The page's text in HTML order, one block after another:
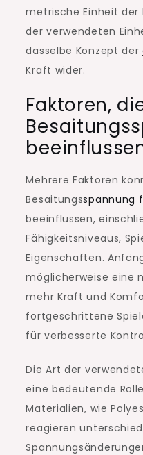
metrische Einheit der
der verwendeten
dasselbe Konzept der
Kraft wider.
Faktoren,
Mehrere Faktoren
Besaitungsspannung
beeinflussen,
Fähigkeitsniveaus,
Eigenschaften.
möglicherweise eine
mehr Kraft und
fortgeschrittene
für verbesserte
Die Art der
eine bedeutende
Materialien, wie
reagieren